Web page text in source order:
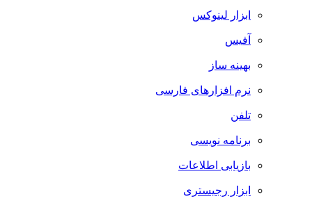
ابزار لینوکس
آفیس
بهینه ساز
نرم افزارهای فارسی
تلفن
برنامه نویسی
بازیابی اطلاعات
ابزار رجیستری